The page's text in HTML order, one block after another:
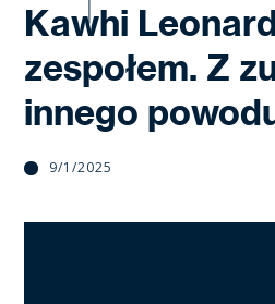
Kawhi
zespołem. Z
innego
9/1/2025